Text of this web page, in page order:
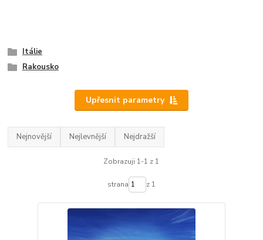
Itálie
Rakousko
Upřesnit parametry
Nejnovější Nejlevnější Nejdražší
Zobrazuji 1-1 z 1
strana z 1